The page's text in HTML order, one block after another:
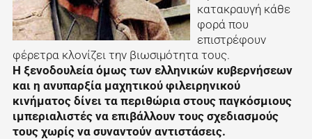
κατακραυγή κάθε
φορά που
επιστρέφουν
φέρετρα κλονίζει την βιωσιμότητα τους.
Η ξενοδουλεία όμως των ελληνικών κυβερνήσεων
και η ανυπαρξία μαχητικού φιλειρηνικού
κινήματος δίνει τα περιθώρια στους παγκόσμιους
ιμπεριαλιστές να επιβάλλουν τους σχεδιασμούς
τους χωρίς να συναντούν αντιστάσεις.